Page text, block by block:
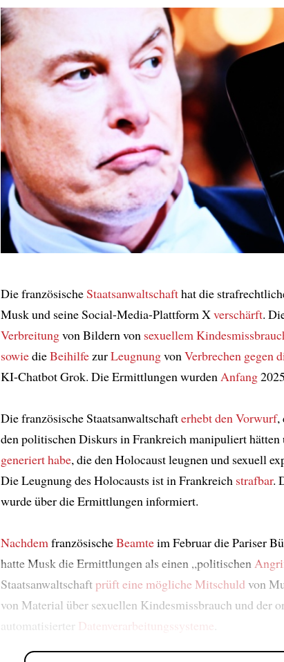
Die französischeStaatsanwaltschafthat die
Musk und seine Social-Media-Plattform Xverschärft.
Verbreitungvon Bildern von sexuellem
sowiedieBeihilfezurLeugnungvonVerbrechen gegen
KI-Chatbot Grok. Die Ermittlungen wurdenAnfang2025
Die französische Staatsanwaltschafterhebt den Vorwurf,
den politischen Diskurs in Frankreich manipuliert hätten
generiert habe, die den Holocaust leugnen und sexuell
Die Leugnung des Holocausts ist in Frankreich strafbar.
wurde über die Ermittlungen informiert.
NachdemfranzösischeBeamteim Februar die Pariser
hatte Musk die Ermittlungen als einen „politischen
Staatsanwaltschaft prüft eine mögliche Mitschuld von
von Material über sexuellen Kindesmissbrauch und der
automatisierter Datenverarbeitungssysteme